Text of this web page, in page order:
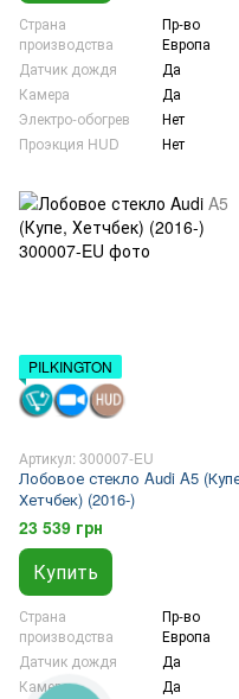
Страна
производства
Пр-во
Европа
Датчик дождя
Да
Камера
Да
Электро-обогрев
Нет
Проэкция HUD
Нет
PILKINGTON
Артикул: 300007-EU
Лобовое стекло Audi A5
Хетчбек) (2016-)
23 539 грн
Купить
Страна
производства
Пр-во
Европа
Датчик дождя
Да
Камера
Да